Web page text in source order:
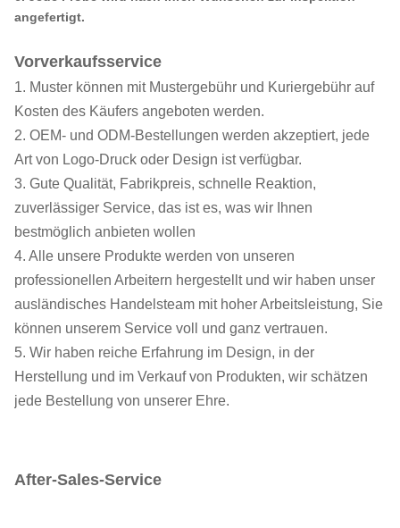
angefertigt.
Vorverkaufsservice
1. Muster können mit Mustergebühr und Kuriergebühr auf
Kosten des Käufers angeboten werden.
2. OEM- und ODM-Bestellungen werden akzeptiert, jede
Art von Logo-Druck oder Design ist verfügbar.
3. Gute Qualität, Fabrikpreis, schnelle Reaktion,
zuverlässiger Service, das ist es, was wir Ihnen
bestmöglich anbieten wollen
4. Alle unsere Produkte werden von unseren
professionellen Arbeitern hergestellt und wir haben unser
ausländisches Handelsteam mit hoher Arbeitsleistung, Sie
können unserem Service voll und ganz vertrauen.
5. Wir haben reiche Erfahrung im Design, in der
Herstellung und im Verkauf von Produkten, wir schätzen
jede Bestellung von unserer Ehre.
After-Sales-Service